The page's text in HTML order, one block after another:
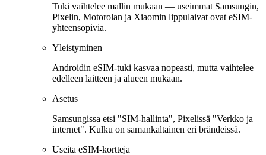
Tuki vaihtelee mallin mukaan — useimmat Samsungin,
Pixelin, Motorolan ja Xiaomin lippulaivat ovat eSIM-
yhteensopivia.
Yleistyminen
Androidin eSIM-tuki kasvaa nopeasti, mutta vaihtelee
edelleen laitteen ja alueen mukaan.
Asetus
Samsungissa etsi "SIM-hallinta", Pixelissä "Verkko ja
internet". Kulku on samankaltainen eri brändeissä.
Useita eSIM-kortteja